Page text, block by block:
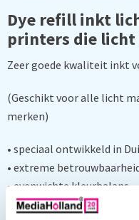
Dye refill inkt
printers die licht
Zeer goede kwaliteit inkt
(Geschikt voor alle licht
merken)
• speciaal ontwikkeld in
• extreme
•evenwichte kleurbalans
uitstekendelichtechtheid